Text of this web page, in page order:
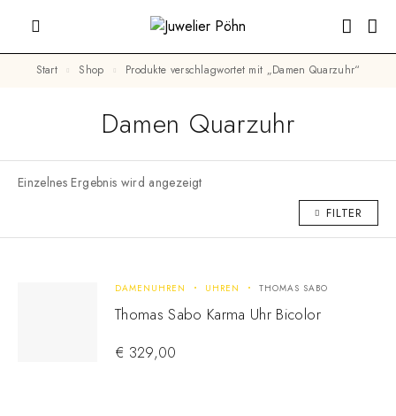
Start Shop Produkte verschlagwortet mit „Damen Quarzuhr“
Damen Quarzuhr
Einzelnes Ergebnis wird angezeigt
FILTER
DAMENUHREN UHREN THOMAS SABO
Thomas Sabo Karma Uhr Bicolor
€ 329,00